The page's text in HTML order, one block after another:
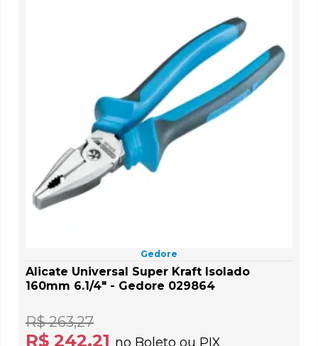
Gedore
Alicate Universal Super Kraft Isolado
160mm 6.1/4" - Gedore 029864
R$ 242,21 no Boleto ou PIX
R$ 263,27